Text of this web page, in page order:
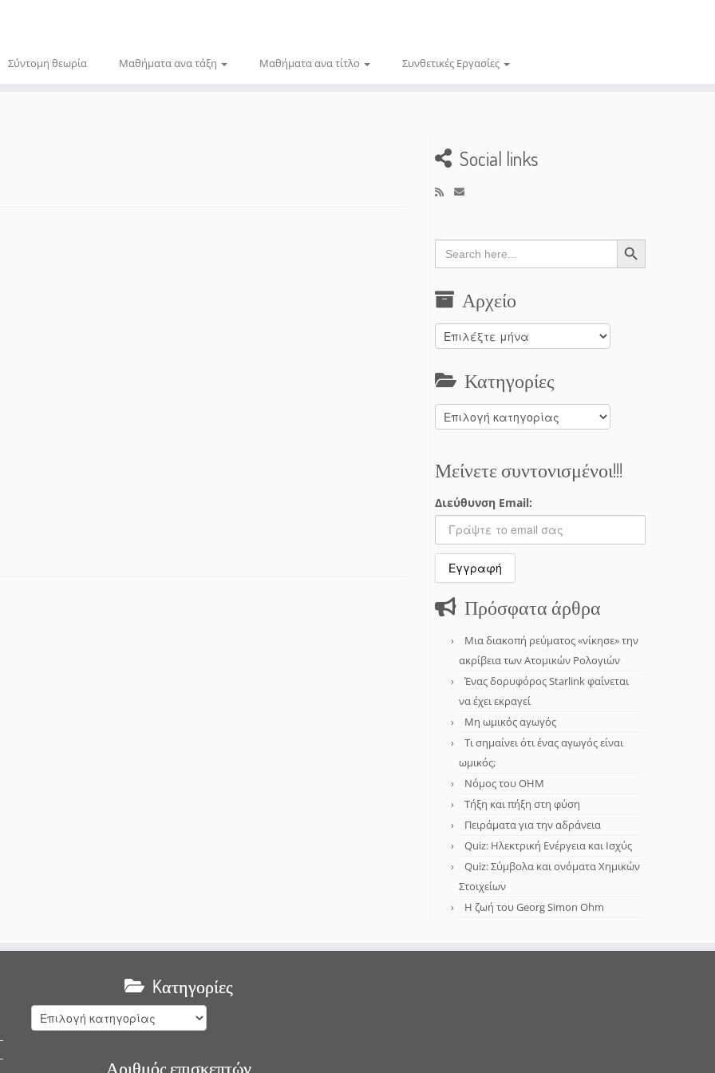
Σύντομη θεωρία Μαθήματα ανα τάξη Μαθήματα ανα τίτλο Συνθετικές Εργασίες
Social links
Search
for:
Search Button
Αρχείο
Αρχείο
Κατηγορίες
Κατηγορίες
Μείνετε συντονισμένοι!!!
Διεύθυνση Email:
Πρόσφατα άρθρα
Μια διακοπή ρεύματος «νίκησε» την
ακρίβεια των Ατομικών Ρολογιών
Ένας δορυφόρος Starlink φαίνεται
να έχει εκραγεί
Μη ωμικός αγωγός
Τι σημαίνει ότι ένας αγωγός είναι
ωμικός;
Νόμος του OHM
Τήξη και πήξη στη φύση
Πειράματα για την αδράνεια
Quiz: Ηλεκτρική Ενέργεια και Ισχύς
Quiz: Σύμβολα και ονόματα Χημικών
Στοιχείων
Η ζωή του Georg Simon Ohm
Kατηγορίες
Kατηγορίες
Αριθμός επισκεπτών